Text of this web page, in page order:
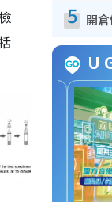
5
U